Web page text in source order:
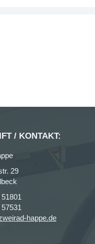
/ KONTAKT:
29
happe.de